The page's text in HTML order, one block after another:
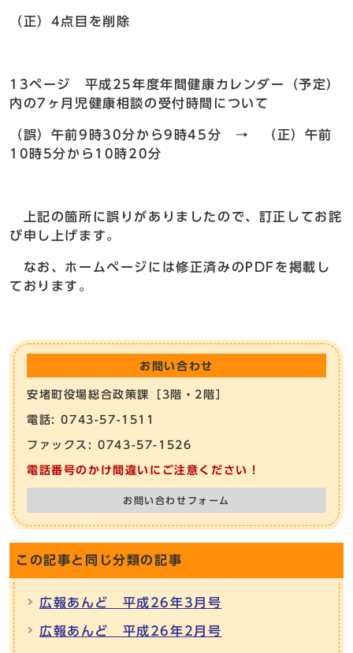
（正）4点目を削除
13ページ 平成25年度年間健康カレンダー（予定）
内の7ヶ月児健康相談の受付時間について
（誤）午前9時30分から9時45分 → （正）午前
10時5分から10時20分
上記の箇所に誤りがありましたので、訂正してお詫
び申し上げます。
なお、ホームページには修正済みのPDFを掲載し
ております。
お問い合わせ
安堵町役場総合政策課［3階・2階］
電話: 0743-57-1511
ファックス: 0743-57-1526
電話番号のかけ間違いにご注意ください！
お問い合わせフォーム
この記事と同じ分類の記事
広報あんど 平成26年3月号
広報あんど 平成26年2月号